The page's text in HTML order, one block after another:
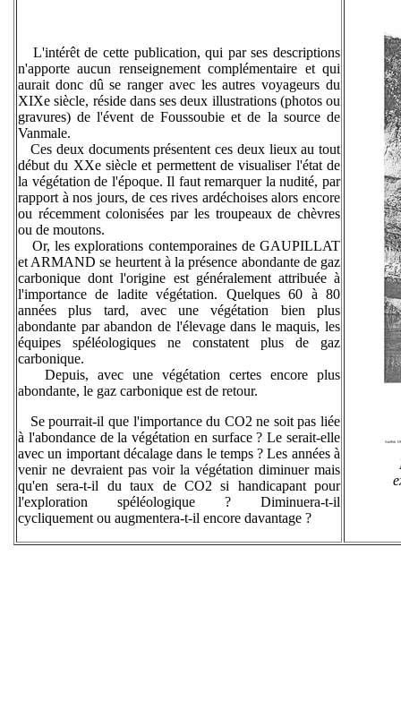
L'intérêt de cette publication, qui par ses descriptions
n'apporte aucun renseignement complémentaire et qui
aurait donc dû se ranger avec les autres voyageurs du
XIXe siècle, réside dans ses deux illustrations (photos ou
gravures) de l'évent de Foussoubie et de la source de
Vanmale.
Ces deux documents présentent ces deux lieux au tout
début du XXe siècle et permettent de visualiser l'état de
la végétation de l'époque. Il faut remarquer la nudité, par
rapport à nos jours, de ces rives ardéchoises alors encore
ou récemment colonisées par les troupeaux de chèvres
ou de moutons.
Or, les explorations contemporaines de GAUPILLAT
et ARMAND se heurtent à la présence abondante de gaz
carbonique dont l'origine est généralement attribuée à
l'importance de ladite végétation. Quelques 60 à 80
années plus tard, avec une végétation bien plus
abondante par abandon de l'élevage dans le maquis, les
équipes spéléologiques ne constatent plus de gaz
carbonique.
Depuis, avec une végétation certes encore plus
abondante, le gaz carbonique est de retour.
Se pourrait-il que l'importance du CO2 ne soit pas liée
à l'abondance de la végétation en surface ? Le serait-elle
avec un important décalage dans le temps ? Les années à
venir ne devraient pas voir la végétation diminuer mais
qu'en sera-t-il du taux de CO2 si handicapant pour
l'exploration spéléologique ? Diminuera-t-il
cycliquement ou augmentera-t-il encore davantage ?